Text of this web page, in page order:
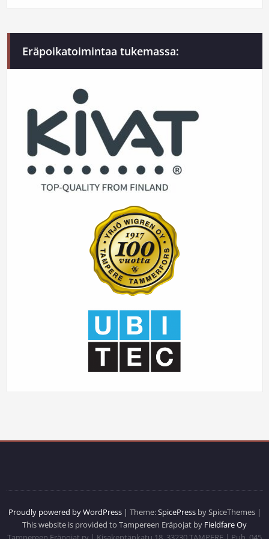
Eräpoikatoimintaa tukemassa:
Proudly powered by WordPress| Theme:SpicePressby SpiceThemes |
This website is provided to Tampereen Eräpojat by Fieldfare Oy